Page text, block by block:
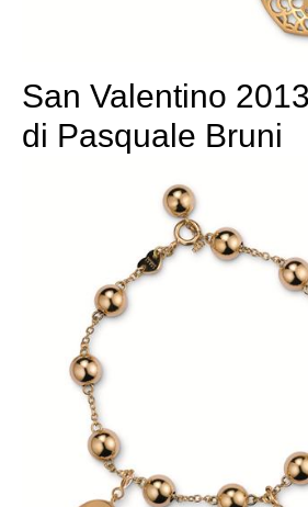
San Valentino
di Pasquale Bruni